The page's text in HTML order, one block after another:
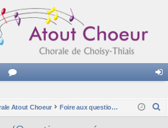
u
m
ne
Atout Choeur Foire aux questions (Questions posées fréquemment)